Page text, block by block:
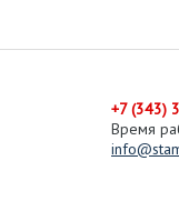
+7 (343)
Время